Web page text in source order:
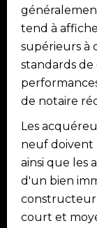
tend à
supérieurs à
standards
de notaire
Les
neuf doivent
ainsi que les
d'un bien
constructeur
court et